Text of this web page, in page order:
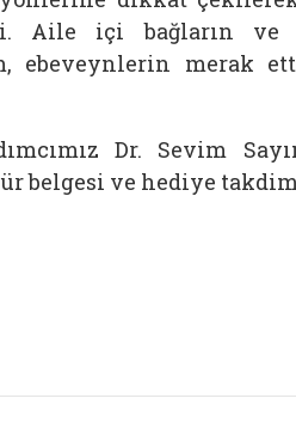
Aile içi bağların ve
ebeveynlerin merak
Dr. Sevim
belgesi ve hediye